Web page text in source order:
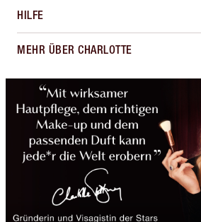
HILFE
MEHR ÜBER CHARLOTTE